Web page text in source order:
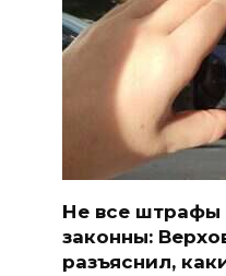
Не все штрафы
законны:
разъяснил,